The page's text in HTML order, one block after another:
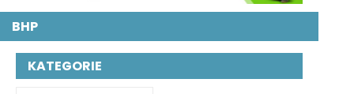
BHP
KATEGORIE